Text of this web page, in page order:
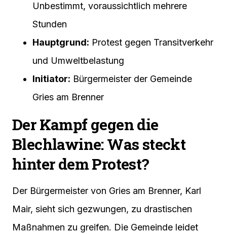
Unbestimmt, voraussichtlich mehrere
Stunden
Hauptgrund: Protest gegen Transitverkehr
und Umweltbelastung
Initiator: Bürgermeister der Gemeinde
Gries am Brenner
Der Kampf gegen die
Blechlawine: Was steckt
hinter dem Protest?
Der Bürgermeister von Gries am Brenner, Karl
Mair, sieht sich gezwungen, zu drastischen
Maßnahmen zu greifen. Die Gemeinde leidet